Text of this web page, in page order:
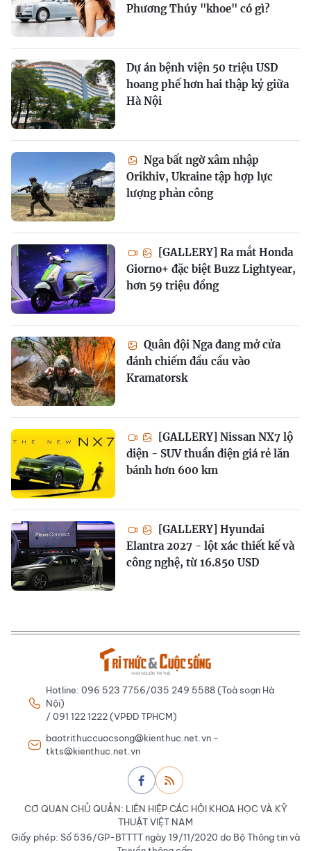
Phương Thúy "khoe" có gì?
Dự án bệnh viện 50 triệu USD
hoang phế hơn hai thập kỷ giữa
Hà Nội
Nga bất ngờ xâm nhập
Orikhiv, Ukraine tập hợp lực
lượng phản công
[GALLERY] Ra mắt Honda
Giorno+ đặc biệt Buzz Lightyear,
hơn 59 triệu đồng
Quân đội Nga đang mở cửa
đánh chiếm đầu cầu vào
Kramatorsk
[GALLERY] Nissan NX7 lộ
diện - SUV thuần điện giá rẻ lăn
bánh hơn 600 km
[GALLERY] Hyundai
Elantra 2027 - lột xác thiết kế và
công nghệ, từ 16.850 USD
Hotline: 096 523 7756/035 249 5588 (Toà soạn Hà
Nội)
/ 091 122 1222 (VPĐD TPHCM)
baotrithuccuocsong@kienthuc.net.vn -
tkts@kienthuc.net.vn
CƠ QUAN CHỦ QUẢN: LIÊN HIỆP CÁC HỘI KHOA HỌC VÀ KỸ
THUẬT VIỆT NAM
Giấy phép: Số 536/GP-BTTTT ngày 19/11/2020 do Bộ Thông tin và